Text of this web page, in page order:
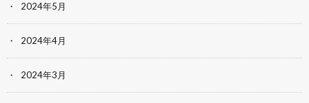
2024年5月
2024年4月
2024年3月